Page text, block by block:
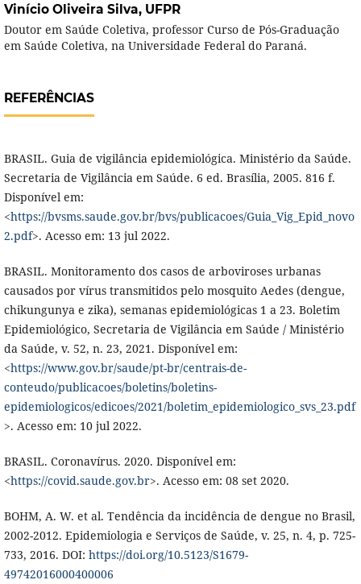
Vinício Oliveira Silva, UFPR
Doutor em Saúde Coletiva, professor Curso de Pós-Graduação
em Saúde Coletiva, na Universidade Federal do Paraná.
REFERÊNCIAS
BRASIL. Guia de vigilância epidemiológica. Ministério da Saúde.
Secretaria de Vigilância em Saúde. 6 ed. Brasília, 2005. 816 f.
Disponível em:
<https://bvsms.saude.gov.br/bvs/publicacoes/Guia_Vig_Epid_novo
2.pdf>. Acesso em: 13 jul 2022.
BRASIL. Monitoramento dos casos de arboviroses urbanas
causados por vírus transmitidos pelo mosquito Aedes (dengue,
chikungunya e zika), semanas epidemiológicas 1 a 23. Boletim
Epidemiológico, Secretaria de Vigilância em Saúde / Ministério
da Saúde, v. 52, n. 23, 2021. Disponível em:
<https://www.gov.br/saude/pt-br/centrais-de-
conteudo/publicacoes/boletins/boletins-
epidemiologicos/edicoes/2021/boletim_epidemiologico_svs_23.pdf
>. Acesso em: 10 jul 2022.
BRASIL. Coronavírus. 2020. Disponível em:
<https://covid.saude.gov.br>. Acesso em: 08 set 2020.
BOHM, A. W. et al. Tendência da incidência de dengue no Brasil,
2002-2012. Epidemiologia e Serviços de Saúde, v. 25, n. 4, p. 725-
733, 2016. DOI: https://doi.org/10.5123/S1679-
49742016000400006